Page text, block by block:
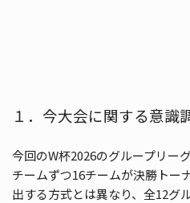
１．今大会に関する意識
今回のW杯2026のグループリー
チームずつ16チームが決勝トー
出する方式とは異なり、全12グ